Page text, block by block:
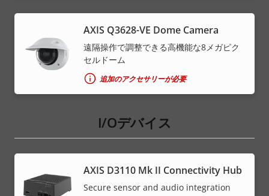
AXIS Q3628-VE Dome Camera
遠隔操作で調整できる高機能な8メガピク
セルドーム
追加のアクセサリーが必要
I/Oデバイス
AXIS D3110 Mk II Connectivity Hub
Secure sensor and audio integration